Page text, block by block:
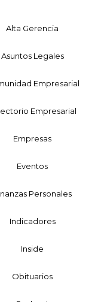
Alta Gerencia
Asuntos Legales
Empresarial
Empresarial
Empresas
Eventos
Personales
Indicadores
Inside
Obituarios